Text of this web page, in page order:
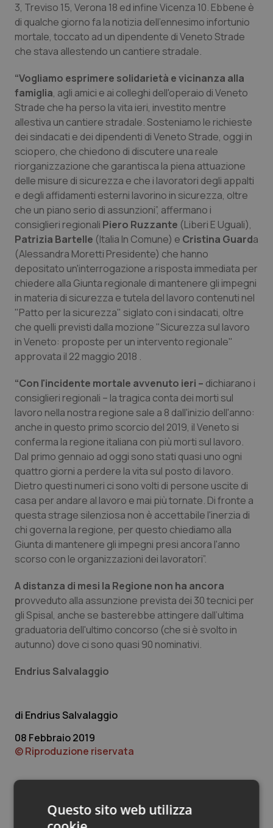
Calabria
Campania
Emilia-Romagna
Friuli Venezia Giulia
Lazio
Liguria
Lombardia
Marche
Molise
Piemonte
Provincia Autonoma di Bolzano
Provincia Autonoma di Trento
Puglia
Sardegna
Sicilia
Toscana
Umbria
Valle D’Aosta
Veneto
Asma & BPCO
Car-T
Colesterolo & coronaropatie
Dermatite Atopica
Diabete & glucometri
Disturbi dell’umore
Dolore
Donna & Salute
Epatiti
HIV
Infezioni & Febbre
Ipertensione & Scompenso
Malattie rare
Malattia di Crohn & Rettocolite Ulcerosa
Neuroscienze & patologie neurodegenerative
Obesità
Oftalmologia
Oncodermatologia
Oncoematologia
Oncologia & Nutrizione
Psoriasi & pelle
Quotidiano Chirurgia
Quotidiano Oncologia
Quotidiano Pediatria
Rene & patologie urogenitali
3, Treviso 15, Verona 18 ed infine Vicenza 10. Ebbene è
di qualche giorno fa la notizia dell’ennesimo infortunio
mortale, toccato ad un dipendente di Veneto Strade
che stava allestendo un cantiere stradale.
“Vogliamo esprimere solidarietà e vicinanza alla
famiglia, agli amici e ai colleghi dell'operaio di Veneto
Strade che ha perso la vita ieri, investito mentre
allestiva un cantiere stradale. Sosteniamo le richieste
dei sindacati e dei dipendenti di Veneto Strade, oggi in
sciopero, che chiedono di discutere una reale
riorganizzazione che garantisca la piena attuazione
delle misure di sicurezza e che i lavoratori degli appalti
e degli affidamenti esterni lavorino in sicurezza, oltre
che un piano serio di assunzioni”, affermano i
consiglieri regionali Piero Ruzzante (Liberi E Uguali),
Patrizia Bartelle (Italia In Comune) e Cristina Guarda
(Alessandra Moretti Presidente) che hanno
depositato un'interrogazione a risposta immediata per
chiedere alla Giunta regionale di mantenere gli impegni
in materia di sicurezza e tutela del lavoro contenuti nel
"Patto per la sicurezza" siglato con i sindacati, oltre
che quelli previsti dalla mozione "Sicurezza sul lavoro
in Veneto: proposte per un intervento regionale"
approvata il 22 maggio 2018 .
“Con l'incidente mortale avvenuto ieri – dichiarano i
consiglieri regionali – la tragica conta dei morti sul
lavoro nella nostra regione sale a 8 dall'inizio dell'anno:
anche in questo primo scorcio del 2019, il Veneto si
conferma la regione italiana con più morti sul lavoro.
Dal primo gennaio ad oggi sono stati quasi uno ogni
quattro giorni a perdere la vita sul posto di lavoro.
Dietro questi numeri ci sono volti di persone uscite di
casa per andare al lavoro e mai più tornate. Di fronte a
questa strage silenziosa non è accettabile l'inerzia di
chi governa la regione, per questo chiediamo alla
Giunta di mantenere gli impegni presi ancora l'anno
scorso con le organizzazioni dei lavoratori”.
A distanza di mesi la Regione non ha ancora
provveduto alla assunzione prevista dei 30 tecnici per
gli Spisal, anche se basterebbe attingere dall’ultima
graduatoria dell'ultimo concorso (che si è svolto in
autunno) dove ci sono quasi 90 nominativi.
Endrius Salvalaggio
Endrius Salvalaggio
08 Febbraio 2019
© Riproduzione riservata
Questo sito web utilizza